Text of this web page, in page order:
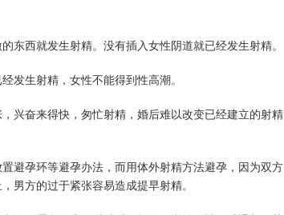
西就发生射精。没有插入女性阴道就已经发生射精。
生射精，女性不能得到性高潮。
奋来得快，匆忙射精，婚后难以改变已经建立的射精
孕环等避孕办法，而用体外射精方法避孕，因为双方
男方的过于紧张容易造成提早射精。